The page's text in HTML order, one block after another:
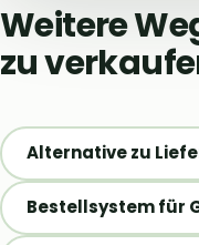
Weitere
zu
Alternative zu
Bestellsystem für